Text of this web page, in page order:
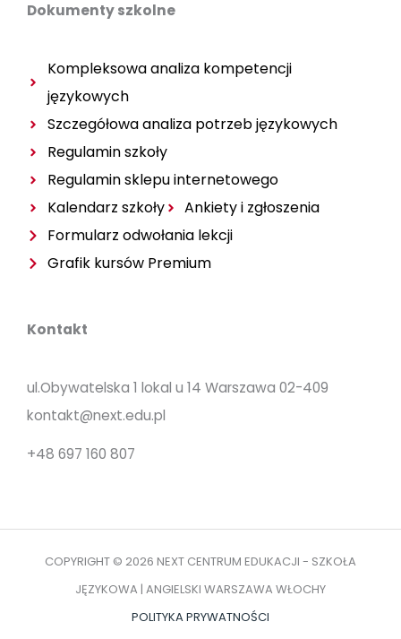
Dokumenty szkolne
Kompleksowa analiza kompetencji
językowych
Szczegółowa analiza potrzeb językowych
Regulamin szkoły
Regulamin sklepu internetowego
Kalendarz szkoły
Ankiety i zgłoszenia
Formularz odwołania lekcji
Grafik kursów Premium
Kontakt
ul.Obywatelska 1 lokal u 14 Warszawa 02-409
kontakt@next.edu.pl
+48 697 160 807
COPYRIGHT © 2026 NEXT CENTRUM EDUKACJI - SZKOŁA
JĘZYKOWA | ANGIELSKI WARSZAWA WŁOCHY
POLITYKA PRYWATNOŚCI